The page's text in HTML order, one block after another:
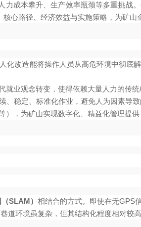
成本攀升、生产效率瓶颈等多重挑战
心路径、经济效益与实施策略，为矿山
化改造能将操作人员从高危环境中彻底
业观念转变，使得依赖大量人力的传统
稳定、标准化作业，避免人为因素导
，为矿山实现数字化、精益化管理提供
（SLAM）相结合的方式。即使在无GPS
环境虽复杂，但其结构化程度相对较高